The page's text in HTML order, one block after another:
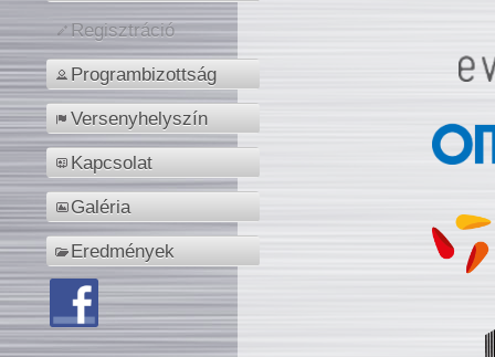
Regisztráció
Programbizottság
Versenyhelyszín
Kapcsolat
Galéria
Eredmények